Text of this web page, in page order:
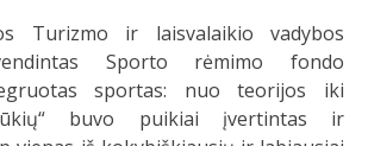
Turizmo ir laisvalaikio vadybos
Sporto rėmimo fondo
sportas: nuo teorijos iki
buvo puikiai įvertintas ir